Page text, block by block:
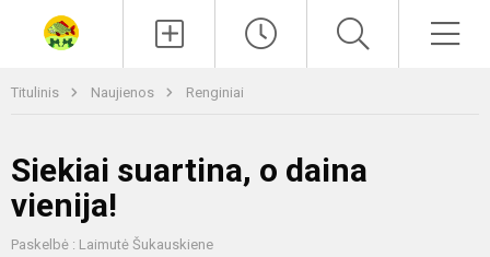
Titulinis Naujienos Renginiai
Siekiai suartina, o daina
vienija!
Paskelbė : Laimutė Šukauskiene